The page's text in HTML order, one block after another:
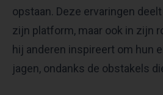
opstaan. Deze ervaringen
zijn platform, maar ook in zijn
hij anderen inspireert om hun
jagen, ondanks de obstakels